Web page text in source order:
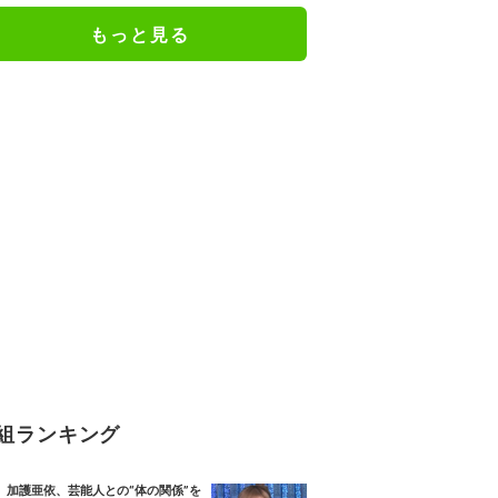
もっと見る
ランキング
加護亜依、芸能人との“体の関係”を